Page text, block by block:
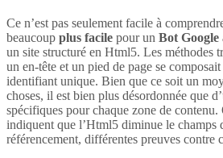
Ce n’est pas seulement facile à
beaucoup plus facile pour un Bot Google
un site structuré en Html5. Les méthodes
un en-tête et un pied de page se
identifiant unique. Bien que ce soit un
choses, il est bien plus désordonnée que
spécifiques pour chaque zone de
indiquent que l’Html5 diminue le champs
référencement, différentes preuves contre